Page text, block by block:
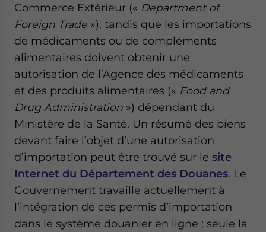
Commerce Extérieur (« Department of
Foreign Trade »), tandis que les importations
de médicaments ou de compléments
alimentaires doivent obtenir une
autorisation de l’Agence des médicaments
et des produits alimentaires (« Food and
Drug Administration ») dépendant du
Ministère de la Santé. Un résumé des biens
devant faire l’objet d’une autorisation
d’importation peut être trouvé sur le site
Internet du Département des Douanes. Le
Gouvernement travaille actuellement à
l’intégration de ces permis d’importation
dans le système douanier en ligne ; seule la